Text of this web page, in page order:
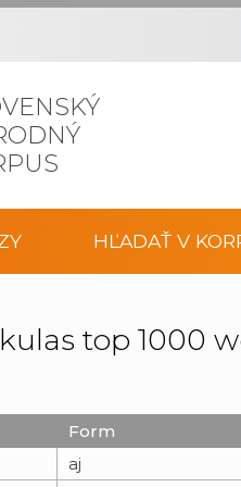
HĽADAŤ V
top 1000
Form
aj